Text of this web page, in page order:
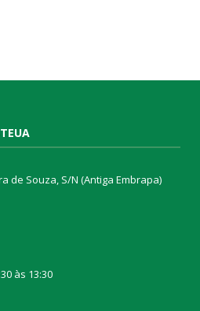
de Souza, S/N (Antiga Embrapa)
às 13:30